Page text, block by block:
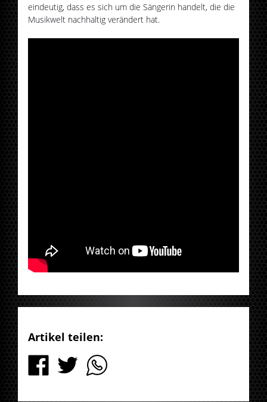
eindeutig, dass es sich um die Sängerin handelt, die die
Musikwelt nachhaltig verändert hat.
Artikel teilen: